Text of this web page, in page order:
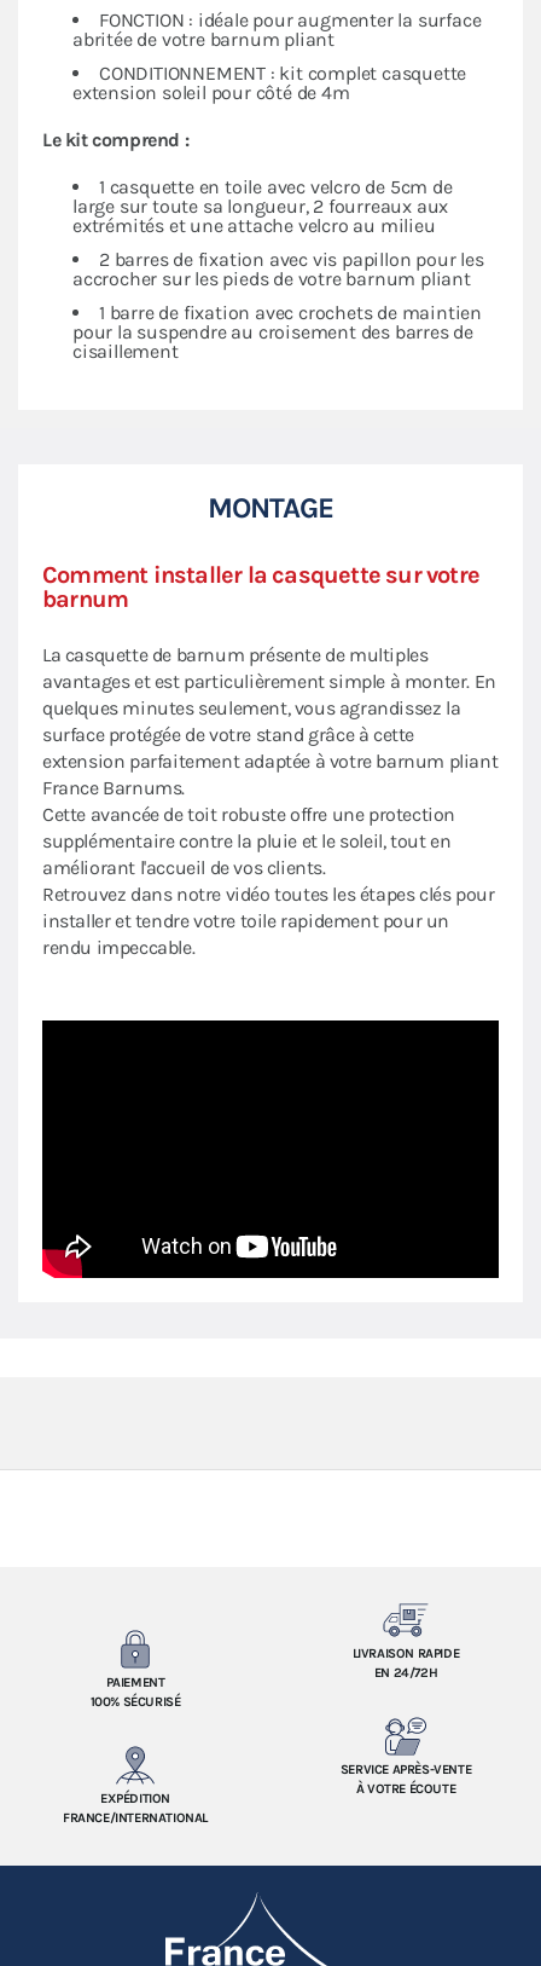
FONCTION : idéale pour augmenter la surface
abritée de votre barnum pliant
CONDITIONNEMENT : kit complet casquette
extension soleil pour côté de 4m
Le kit comprend :
1 casquette en toile avec velcro de 5cm de
large sur toute sa longueur, 2 fourreaux aux
extrémités et une attache velcro au milieu
2 barres de fixation avec vis papillon pour les
accrocher sur les pieds de votre barnum pliant
1 barre de fixation avec crochets de maintien
pour la suspendre au croisement des barres de
cisaillement
MONTAGE
Comment installer la casquette sur votre
barnum
La casquette de barnum présente de multiples
avantages et est particulièrement simple à monter. En
quelques minutes seulement, vous agrandissez la
surface protégée de votre stand grâce à cette
extension parfaitement adaptée à votre barnum pliant
France Barnums.
Cette avancée de toit robuste offre une protection
supplémentaire contre la pluie et le soleil, tout en
améliorant l'accueil de vos clients.
Retrouvez dans notre vidéo toutes les étapes clés pour
installer et tendre votre toile rapidement pour un
rendu impeccable.
PAIEMENT
100% SÉCURISÉ
LIVRAISON RAPIDE
EN 24/72H
EXPÉDITION
FRANCE/INTERNATIONAL
SERVICE APRÈS-VENTE
À VOTRE ÉCOUTE